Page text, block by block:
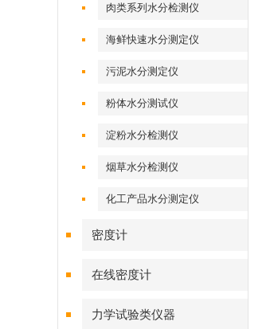
肉类系列水分检测仪
海鲜快速水分测定仪
污泥水分测定仪
粉体水分测试仪
淀粉水分检测仪
烟草水分检测仪
化工产品水分测定仪
密度计
在线密度计
力学试验类仪器